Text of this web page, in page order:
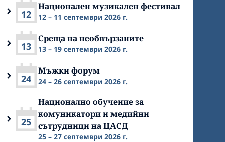
12
Национален музикален фестивал
12 – 11 септември 2026 г.
13
Среща на необвързаните
13 – 19 септември 2026 г.
24
Мъжки форум
24 – 26 септември 2026 г.
25
Национално обучение за
комуникатори и медийни
сътрудници на ЦАСД
25 – 27 септември 2026 г.